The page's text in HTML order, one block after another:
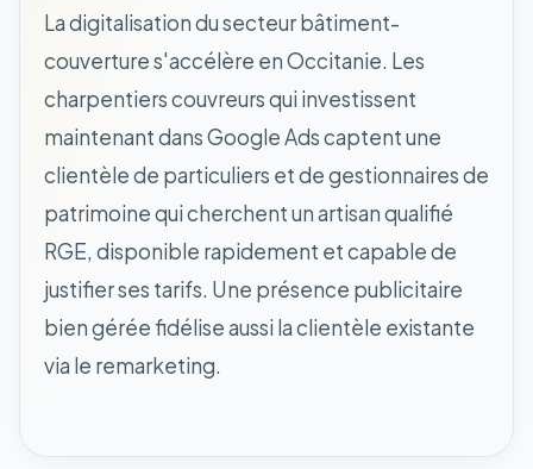
La digitalisation du secteur bâtiment-
couverture s'accélère en Occitanie. Les
charpentiers couvreurs qui investissent
maintenant dans Google Ads captent une
clientèle de particuliers et de gestionnaires de
patrimoine qui cherchent un artisan qualifié
RGE, disponible rapidement et capable de
justifier ses tarifs. Une présence publicitaire
bien gérée fidélise aussi la clientèle existante
via le remarketing.